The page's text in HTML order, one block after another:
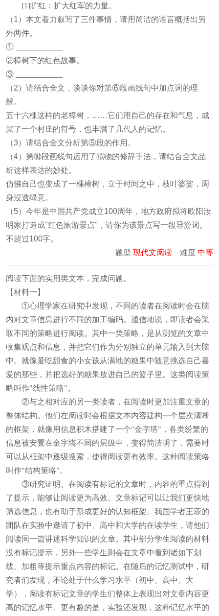
[1]扩红：扩大红军的力量。
（1）本文着力叙写了三件事情，请用简洁的语言概括出另
外两件。
①
②樟树下的红色故事。
③
（2）请结合全文，谈谈你对第⑥段画线句中加点词的理
解。
五十六棵这样的老樟树，……它们用自己的存在和气息，成
就了一个村庄的符号，也丰满了几代人的记忆。
（3）请结合全文分析第⑤段的作用。
（4）第⑩段画线句运用了拟物的修辞手法，请结合全文品
析这样表达的妙处。
仿佛自己也变成了一棵樟树，立于时间之中，枝叶婆娑，周
身浸透绿意。
（5）今年是中国共产党成立100周年，地方政府拟将欧阳汝
明家打造成"红色旅游景点"，请你为该景点写一段导游词。
不超过100字。
题型 现代文阅读 难度 中等
阅读下面的实用类文本，完成问题。
【材料一】
①心理学家在研究中发现，不同的读者在阅读时会在脑
内对文章信息进行不同的加工编码。通信地说，即读者会采
取不同的策略进行阅读。其中一类策略，是从测览的文章中
收集观点和信息，并把它们作为分别独立的单元输入到大脑
中。就像爱吃甜食的小女孩从满地的糖果中随意挑选自己喜
爱的那些，并把选好的糖果放进自己的篮子里。这类阅读策
略叫作"线性策略"。
②与之相对应的另一类读者，在阅读时更加注重文章的
整体结构。他们在阅读时会根据文本内容建构一个层次清晰
的框架，就像用信息积木搭建了一个"金字塔"，各类纷繁的
信息被安置在金字塔不同的层级中，变得简洁明了，需要时
可以从框架中逐级搜索，使得阅读更有效率。这种阅读策略
叫作"结构策略"。
③研究证明。在阅读有标记的文章时，内容的重点得到
了提示，能够让阅读更为高效。文章标记可以让我们更快地
筛选信息，也有助于形成更好的认知框架。我国学者王蓉的
团队在实验中邀请了初中、高中和大学的在读学生，请他们
阅读同一篇讲述科学知识的文章。其中部分学生阅读的材料
没有标记提示，另外一些学生则会在文章中看到诸如下划
线、加粗等提示重点内容的标记。在随后的记忆测试中，研
究者们发现，不论处于什么学习水平（初中、高中、大
学），阅读有标记文章的学生们整体上表现出对文章内容更
高的记忆水平。更有趣的是，实验还发现，这种记忆水平的